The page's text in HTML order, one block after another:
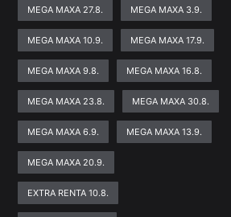
MEGA MAXA 27.8. MEGA MAXA 3.9.
MEGA MAXA 10.9. MEGA MAXA 17.9.
MEGA MAXA 9.8. MEGA MAXA 16.8.
MEGA MAXA 23.8. MEGA MAXA 30.8.
MEGA MAXA 6.9. MEGA MAXA 13.9.
MEGA MAXA 20.9.
EXTRA RENTA 10.8.